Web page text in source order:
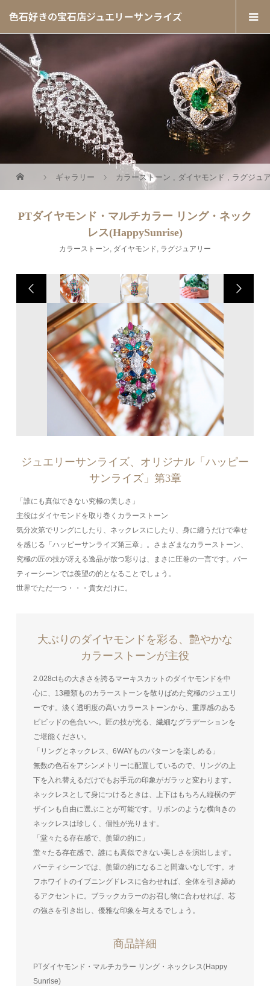
色石好きの宝石店ジュエリーサンライズ
ギャラリー カラーストーン , ダイヤモンド , ラグジュ
PTダイヤモンド・マルチカラー リング・ネック
レス(HappySunrise)
カラーストーン, ダイヤモンド, ラグジュアリー
ジュエリーサンライズ、オリジナル「ハッピー
サンライズ」第3章
「誰にも真似できない究極の美しさ」
主役はダイヤモンドを取り巻くカラーストーン
気分次第でリングにしたり、ネックレスにしたり、身に纏うだけで幸せ
を感じる「ハッピーサンライズ第三章」。さまざまなカラーストーン、
究極の匠の技が冴える逸品が放つ彩りは、まさに圧巻の一言です。パー
ティーシーンでは羨望の的となることでしょう。
世界でただ一つ・・・貴女だけに。
大ぶりのダイヤモンドを彩る、艶やかな
カラーストーンが主役
2.028ctもの大きさを誇るマーキスカットのダイヤモンドを中
心に、13種類ものカラーストーンを散りばめた究極のジュエリ
ーです。淡く透明度の高いカラーストーンから、重厚感のある
ビビッドの色合いへ。匠の技が光る、繊細なグラデーションを
ご堪能ください。
「リングとネックレス、6WAYものパターンを楽しめる」
無数の色石をアシンメトリーに配置しているので、リングの上
下を入れ替えるだけでもお手元の印象がガラッと変わります。
ネックレスとして身につけるときは、上下はもちろん縦横のデ
ザインも自由に選ぶことが可能です。リボンのような横向きの
ネックレスは珍しく、個性が光ります。
「堂々たる存在感で、羨望の的に」
堂々たる存在感で、誰にも真似できない美しさを演出します。
パーティシーンでは、羨望の的になること間違いなしです。オ
フホワイトのイブニングドレスに合わせれば、全体を引き締め
るアクセントに。ブラックカラーのお召し物に合わせれば、芯
の強さを引き出し、優雅な印象を与えるでしょう。
商品詳細
PTダイヤモンド・マルチカラー リング・ネックレス(Happy
Sunrise)